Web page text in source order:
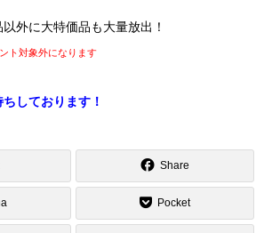
外に大特価品も大量放出！
ト対象外になります
しております！
Share
Pocket